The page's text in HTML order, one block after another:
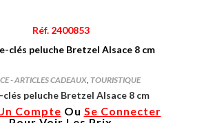
Réf. 2400853
- ARTICLES CADEAUX TOURISTIQUE
peluche Bretzel Alsace 8 cm
Compte Ou Se Connecter